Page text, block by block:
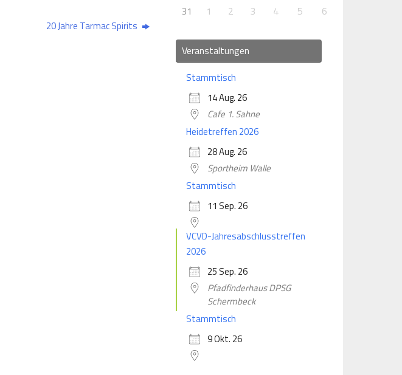
20 Jahre Tarmac Spirits
31
1 2 3 4 5 6
Veranstaltungen
Stammtisch
14 Aug. 26
Cafe 1. Sahne
Heidetreffen 2026
28 Aug. 26
Sportheim Walle
Stammtisch
11 Sep. 26
VCVD-Jahresabschlusstreffen
2026
25 Sep. 26
Pfadfinderhaus DPSG
Schermbeck
Stammtisch
9 Okt. 26